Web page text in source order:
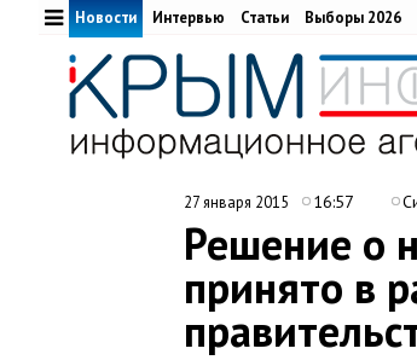
Новости Интервью Статьи Выборы 2026
27 января 2015 16:57
Решение о
принято в